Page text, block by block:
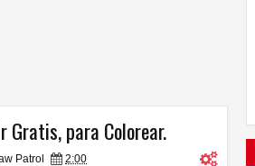
para Colorear.
Patrol 2:00